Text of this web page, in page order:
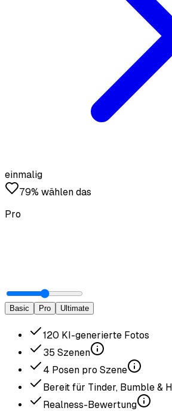
einmalig
79% wählen das
Pro
Basic Pro Ultimate
120 KI-generierte Fotos
35 Szenen
4 Posen pro Szene
Bereit für Tinder, Bumble &
Realness-Bewertung